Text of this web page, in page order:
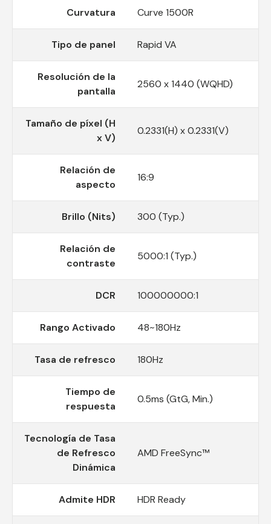
Curvatura Curve 1500R
Tipo de panel Rapid VA
Resolución de la
pantalla
2560 x 1440 (WQHD)
Tamaño de píxel (H
x V)
0.2331(H) x 0.2331(V)
Relación de
aspecto
16:9
Brillo (Nits) 300 (Typ.)
Relación de
contraste
5000:1 (Typ.)
DCR 100000000:1
Rango Activado 48~180Hz
Tasa de refresco 180Hz
Tiempo de
respuesta
0.5ms (GtG, Min.)
Tecnología de Tasa
de Refresco
Dinámica
AMD FreeSync™
Admite HDR HDR Ready